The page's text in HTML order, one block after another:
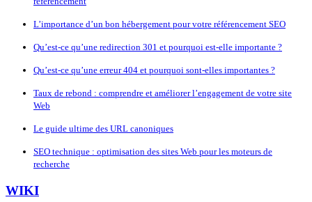
L’importance d’un bon hébergement pour votre référencement SEO
Qu’est-ce qu’une redirection 301 et pourquoi est-elle importante ?
Qu’est-ce qu’une erreur 404 et pourquoi sont-elles importantes ?
Taux de rebond : comprendre et améliorer l’engagement de votre site
Web
Le guide ultime des URL canoniques
SEO technique : optimisation des sites Web pour les moteurs de
recherche
WIKI